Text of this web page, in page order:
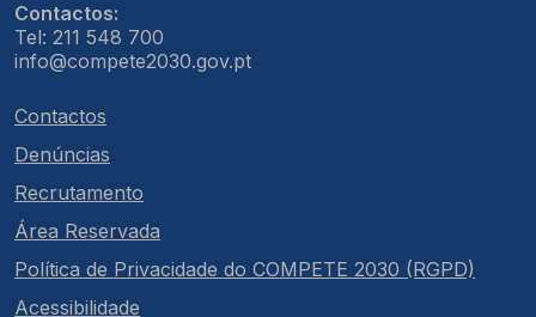
Contactos:
Tel: 211 548 700
info@compete2030.gov.pt
Contactos
Denúncias
Recrutamento
Área Reservada
Política de Privacidade do COMPETE 2030 (RGPD)
Acessibilidade